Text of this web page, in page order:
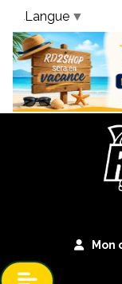
Mon
Langue ▼